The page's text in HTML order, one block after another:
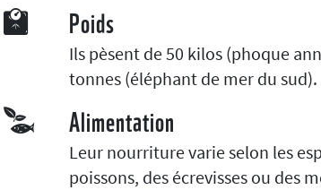
Poids
Ils pèsent de 50 kilos (phoque
tonnes (éléphant de mer du sud).
Alimentation
Leur nourriture varie selon les
poissons, des écrevisses ou des